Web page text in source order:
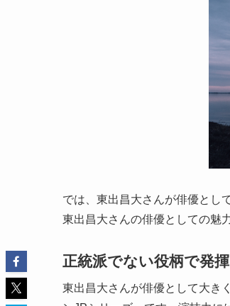
では、東出昌大さんが俳優とし
東出昌大さんの俳優としての魅
正統派でない役柄で発
東出昌大さんが俳優として大き